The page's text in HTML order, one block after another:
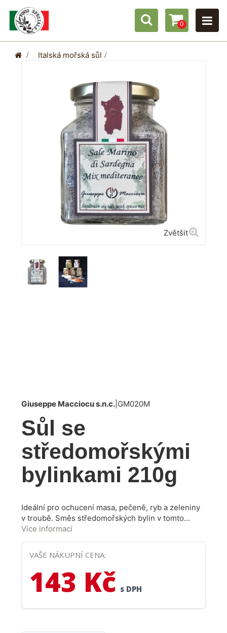
0
> Italská mořská sůl >
Zvětšit
Giuseppe Macciocu s.n.c. GM020M
Sůl se
středomořskými
bylinkami 210g
Ideální pro ochucení masa, pečeně, ryb a zeleniny
v troubě. Směs středomořských bylin v tomto
produktu je bohatá nejen na chuť, ale také na
vitamíny a minerální soli s vynikajícími
antioxidačními vlastnostmi. Směs je extrémně
univerzální a hodí se téměř ke každému
pokrmu. Prvotřídní mořská sůl, která se získává
přirozeným procesem odpařování mořské vody.
Více informací
VAŠE NÁKUPNÍ CENA:
143 Kč s DPH